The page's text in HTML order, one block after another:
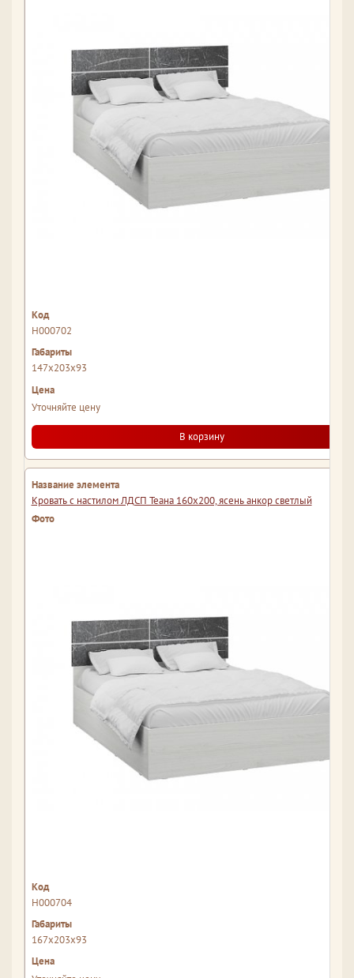
Н000702
147x203x93
Уточняйте цену
В корзину
Кровать с настилом ЛДСП Теана 160х200, ясень анкор светлый
Н000704
167x203x93